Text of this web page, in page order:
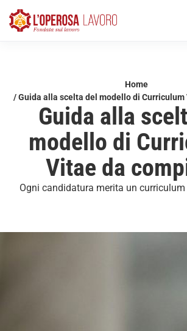
Home
/ Guida alla scelta del modello di
Guida alla
modello di
Vitae da
Ogni candidatura merita un